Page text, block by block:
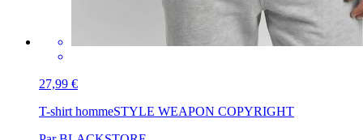
27,99 €
T-shirt hommeSTYLE WEAPON COPYRIGHT